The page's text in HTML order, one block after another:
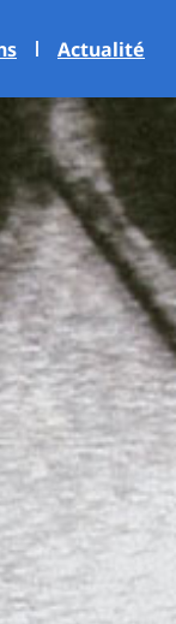
Actualité